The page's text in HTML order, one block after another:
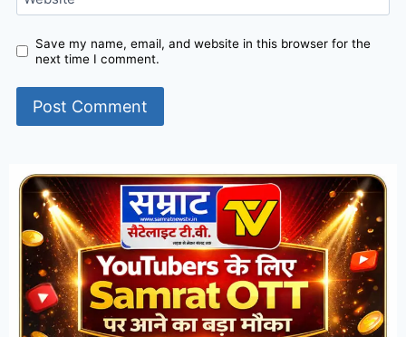
Save my name, email, and website in this browser for the
next time I comment.